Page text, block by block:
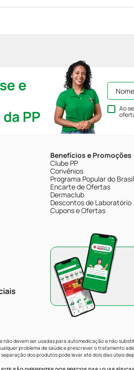
e
PP
Ao
Benefícios e Promoções
Clube PP
Convênios
Programa Popular do Brasil
Encarte de Ofertas
Dermaclub
Descontos de Laboratório
Cupons e Ofertas
devem ser usadas para automedicação e não
problema de saúde e prescrever o tratamento
dos produtos pode levar até dois dias úteis